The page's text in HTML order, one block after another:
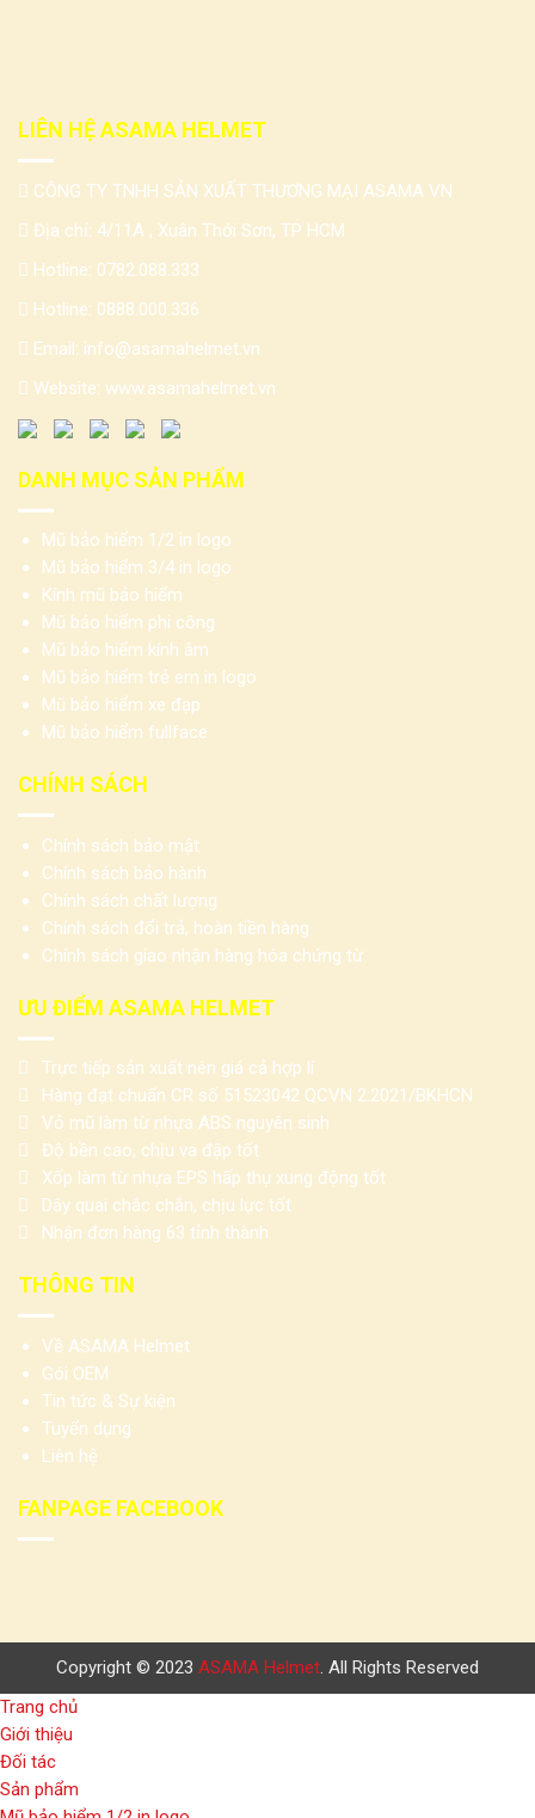
LIÊN HỆ ASAMA HELMET
CÔNG TY TNHH SẢN XUẤT THƯƠNG MẠI ASAMA VN
Địa chỉ: 4/11A , Xuân Thới Sơn, TP HCM
Hotline: 0782.088.333
Hotline: 0888.000.336
Email: info@asamahelmet.vn
Website: www.asamahelmet.vn
DANH MỤC SẢN PHẨM
Mũ bảo hiểm 1/2 in logo
Mũ bảo hiểm 3/4 in logo
Kính mũ bảo hiểm
Mũ bảo hiểm phi công
Mũ bảo hiểm kính âm
Mũ bảo hiểm trẻ em in logo
Mũ bảo hiểm xe đạp
Mũ bảo hiểm fullface
CHÍNH SÁCH
Chính sách bảo mật
Chính sách bảo hành
Chính sách chất lượng
Chính sách đổi trả, hoàn tiền hàng
Chính sách giao nhận hàng hóa chứng từ
ƯU ĐIỂM ASAMA HELMET
Trực tiếp sản xuất nên giá cả hợp lí
Hàng đạt chuẩn CR số 51523042 QCVN 2:2021/BKHCN
Vỏ mũ làm từ nhựa ABS nguyên sinh
Độ bền cao, chịu va đập tốt
Xốp làm từ nhựa EPS hấp thụ xung động tốt
Dây quai chắc chắn, chịu lực tốt
Nhận đơn hàng 63 tỉnh thành
THÔNG TIN
Về ASAMA Helmet
Gói OEM
Tin tức & Sự kiện
Tuyển dụng
Liên hệ
FANPAGE FACEBOOK
Copyright © 2023 ASAMA Helmet. All Rights Reserved
Trang chủ
Giới thiệu
Đối tác
Sản phẩm